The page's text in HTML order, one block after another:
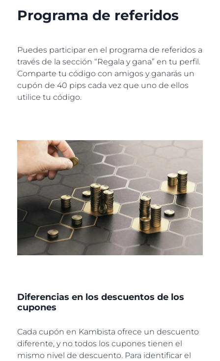
Programa de referidos
Puedes participar en el programa de referidos a
través de la sección “Regala y gana” en tu perfil.
Comparte tu código con amigos y ganarás un
cupón de 40 pips cada vez que uno de ellos
utilice tu código.
Diferencias en los descuentos de los
cupones
Cada cupón en Kambista ofrece un descuento
diferente, y no todos los cupones tienen el
mismo nivel de descuento. Para identificar el